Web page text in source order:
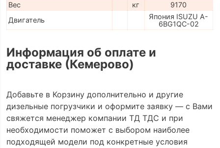
Вес
кг
9170
Двигатель
Япония ISUZU A-
6BG1QC-02
Информация об оплате и
доставке (Кемерово)
Добавьте в Корзину дополнительно и другие
дизельные погрузчики и оформите заявку — с Вами
свяжется менеджер компании ТД ТДС и при
необходимости поможет с выбором наиболее
подходящей модели под конкретные условия